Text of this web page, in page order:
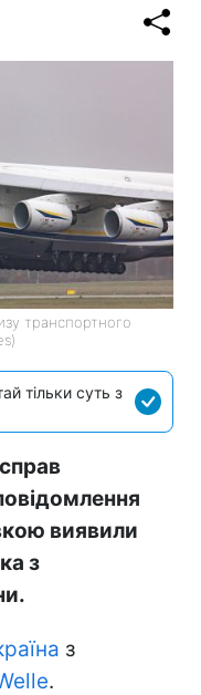
транспортного
тільки суть з
виявили
з
з
.